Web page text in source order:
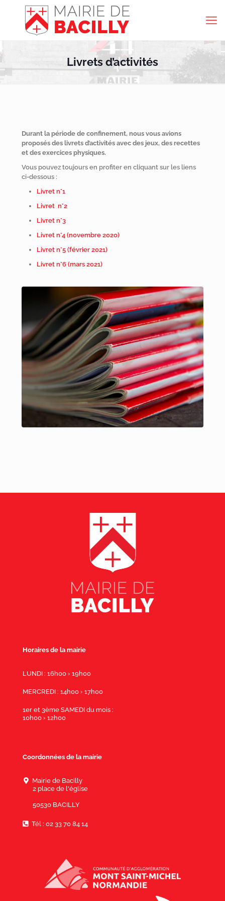
Livrets d’activités
Durant la période de confinement, nous vous avions
proposés des livrets d’activités avec des jeux, des recettes
et des exercices physiques.
Vous pouvez toujours en profiter en cliquant sur les liens
ci-dessous :
Livret n°1
Livret n°2
Livret n°3
Livret n°4 (novembre 2020)
Livret n°5 (février 2021)
Livret n°6 (mars 2021)
Horaires de la mairie
LUNDI : 16h00 › 19h00
MERCREDI : 14h00 › 17h00
1er et 3ème SAMEDI du mois :
10h00 › 12h00
Coordonnées de la mairie
Mairie de Bacilly
2 place de l'église
50530 BACILLY
Tél : 02 33 70 84 14